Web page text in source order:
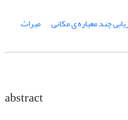
چند معیاره ی مکانی میراث
abstract